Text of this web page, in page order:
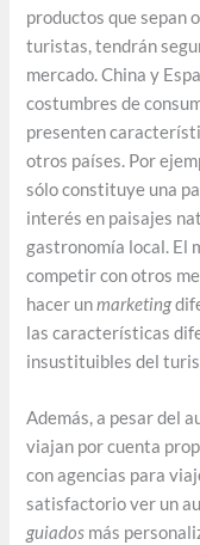
productos que sepan
turistas, tendrán
mercado. China y
costumbres de
presenten
otros países. Por
sólo constituye una
interés en paisajes
gastronomía local. El
competir con otros
hacer unmarketing
las características
insustituibles del
Además, a pesar del
viajan por cuenta
con agencias para
satisfactorio ver un
guiados más